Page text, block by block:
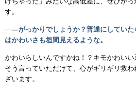
す。
――がっかりでしょうか？普通にしていた
はかわいさも垣間見えるような。
かわいらしいんですかね！？キモかわいい
そう言っていただけて、心がギリギリ救
ざいます。